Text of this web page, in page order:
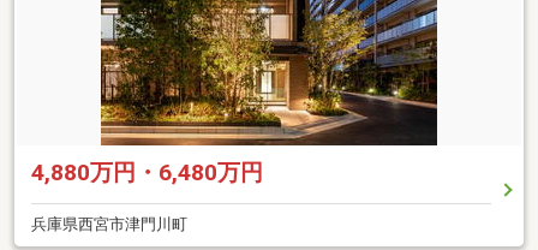
4,880万円・6,480万円
兵庫県西宮市津門川町